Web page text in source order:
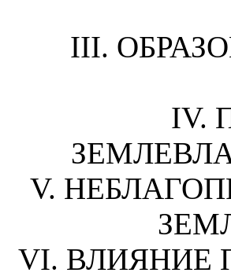
III.
IV.
V.
VI. ВЛИЯНИЕ